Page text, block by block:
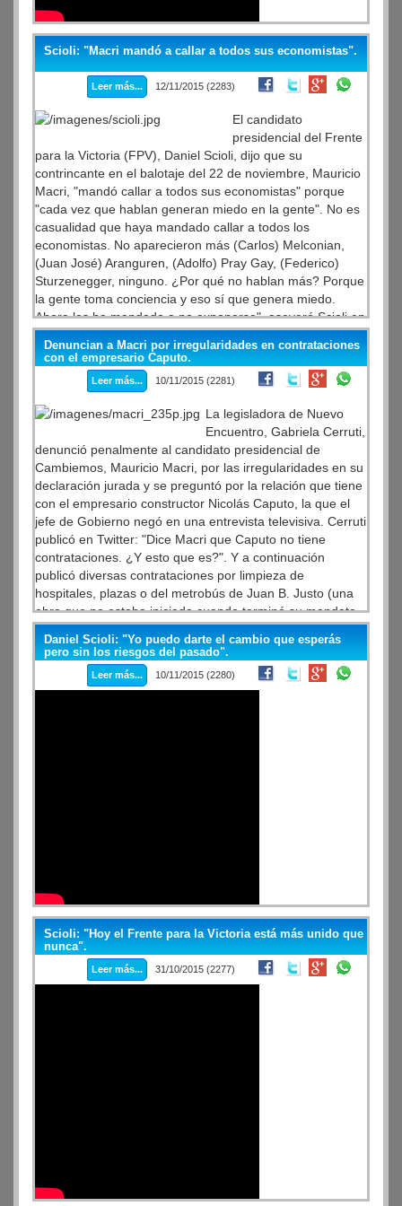
Scioli: "Macri mandó a callar a todos sus economistas".
Leer más... 12/11/2015 (2283)
El candidato
presidencial del Frente
para la Victoria (FPV), Daniel Scioli, dijo que su
contrincante en el balotaje del 22 de noviembre, Mauricio
Macri, "mandó callar a todos sus economistas" porque
"cada vez que hablan generan miedo en la gente". No es
casualidad que haya mandado callar a todos los
economistas. No aparecieron más (Carlos) Melconian,
(Juan José) Aranguren, (Adolfo) Pray Gay, (Federico)
Sturzenegger, ninguno. ¿Por qué no hablan más? Porque
la gente toma conciencia y eso sí que genera miedo.
Ahora los ha mandado a no exponerse", aseveró Scioli en
declaraciones a radio La Red.
Denuncian a Macri por irregularidades en contrataciones
con el empresario Caputo.
Leer más... 10/11/2015 (2281)
La legisladora de Nuevo
Encuentro, Gabriela Cerruti,
denunció penalmente al candidato presidencial de
Cambiemos, Mauricio Macri, por las irregularidades en su
declaración jurada y se preguntó por la relación que tiene
con el empresario constructor Nicolás Caputo, la que el
jefe de Gobierno negó en una entrevista televisiva. Cerruti
publicó en Twitter: "Dice Macri que Caputo no tiene
contrataciones. ¿Y esto que es?". Y a continuación
publicó diversas contrataciones por limpieza de
hospitales, plazas o del metrobús de Juan B. Justo (una
obra que no estaba iniciada cuando terminó su mandato
Jorge Telerman), destacó el diario Página 12, luego de
que Macri manifestara que los contratos se habían hecho
con su antecesor.
Daniel Scioli: "Yo puedo darte el cambio que esperás
pero sin los riesgos del pasado".
Leer más... 10/11/2015 (2280)
Scioli: "Hoy el Frente para la Victoria está más unido que
nunca".
Leer más... 31/10/2015 (2277)